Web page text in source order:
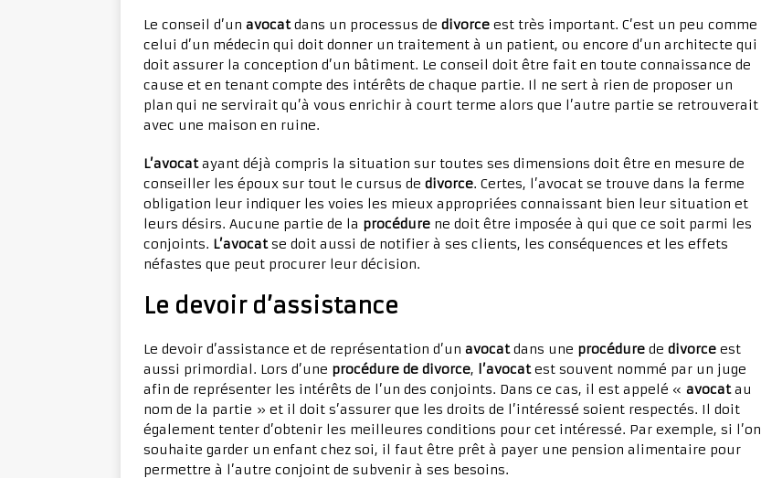
Le conseil d’un avocatdans un processus de divorce est très important. C’est un peu comme
celui d’un médecin qui doit donner un traitement à un patient, ou encore d’un architecte qui
doit assurer la conception d’un bâtiment. Le conseil doit être fait en toute connaissance de
cause et en tenant compte des intérêts de chaque partie. Il ne sert à rien de proposer un
plan qui ne servirait qu’à vous enrichir à court terme alors que l’autre partie se retrouverait
avec une maison en ruine.
L’avocatayant déjà compris la situation sur toutes ses dimensions doit être en mesure de
conseiller les époux sur tout le cursus de divorce. Certes, l’avocat se trouve dans la ferme
obligation leur indiquer les voies les mieux appropriées connaissant bien leur situation et
leurs désirs. Aucune partie de la procédure ne doit être imposée à qui que ce soit parmi les
conjoints. L’avocatse doit aussi de notifier à ses clients, les conséquences et les effets
néfastes que peut procurer leur décision.
Le devoir d’assistance
Le devoir d’assistance et de représentation d’un avocatdans une procédure de divorce est
aussi primordial. Lors d’une procédure de divorce, l’avocatest souvent nommé par un juge
afin de représenter les intérêts de l’un des conjoints. Dans ce cas, il est appelé « avocatau
nom de la partie » et il doit s’assurer que les droits de l’intéressé soient respectés. Il doit
également tenter d’obtenir les meilleures conditions pour cet intéressé. Par exemple, si l’on
souhaite garder un enfant chez soi, il faut être prêt à payer une pension alimentaire pour
permettre à l’autre conjoint de subvenir à ses besoins.